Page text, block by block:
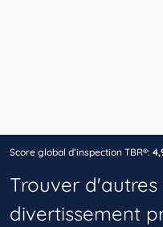
Score global d’inspection TBR®:
Trouver
divertissement